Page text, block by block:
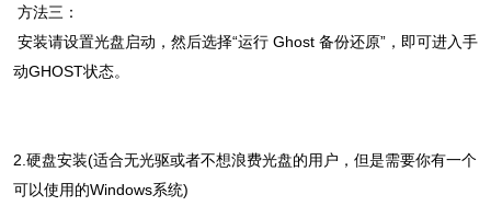
方法三：
安装请设置光盘启动，然后选择“运行 Ghost 备份还原”，即可进入手
动GHOST状态。
2.硬盘安装(适合无光驱或者不想浪费光盘的用户，但是需要你有一个
可以使用的Windows系统)